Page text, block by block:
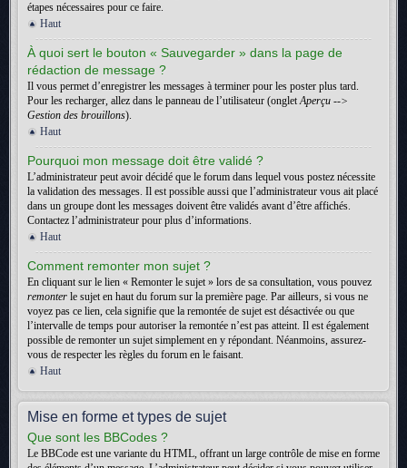
étapes nécessaires pour ce faire.
Haut
À quoi sert le bouton « Sauvegarder » dans la page de
rédaction de message ?
Il vous permet d’enregistrer les messages à terminer pour les poster plus tard.
Pour les recharger, allez dans le panneau de l’utilisateur (ongletAperçu -->
Gestion des brouillons).
Haut
Pourquoi mon message doit être validé ?
L’administrateur peut avoir décidé que le forum dans lequel vous postez nécessite
la validation des messages. Il est possible aussi que l’administrateur vous ait placé
dans un groupe dont les messages doivent être validés avant d’être affichés.
Contactez l’administrateur pour plus d’informations.
Haut
Comment remonter mon sujet ?
En cliquant sur le lien « Remonter le sujet » lors de sa consultation, vous pouvez
remonter le sujet en haut du forum sur la première page. Par ailleurs, si vous ne
voyez pas ce lien, cela signifie que la remontée de sujet est désactivée ou que
l’intervalle de temps pour autoriser la remontée n’est pas atteint. Il est également
possible de remonter un sujet simplement en y répondant. Néanmoins, assurez-
vous de respecter les règles du forum en le faisant.
Haut
Mise en forme et types de sujet
Que sont les BBCodes ?
Le BBCode est une variante du HTML, offrant un large contrôle de mise en forme